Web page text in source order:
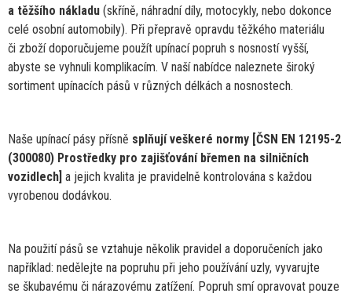
a těžšího nákladu (skříně, náhradní díly, motocykly, nebo dokonce
celé osobní automobily). Při přepravě opravdu těžkého materiálu
či zboží doporučujeme použít upínací popruh s nosností vyšší,
abyste se vyhnuli komplikacím. V naší nabídce naleznete široký
sortiment upínacích pásů v různých délkách a nosnostech.
Naše upínací pásy přísně splňují veškeré normy [ČSN EN 12195-2
(300080) Prostředky pro zajišťování břemen na silničních
vozidlech] a jejich kvalita je pravidelně kontrolována s každou
vyrobenou dodávkou.
Na použití pásů se vztahuje několik pravidel a doporučeních jako
například: nedělejte na popruhu při jeho používání uzly, vyvarujte
se škubavému či nárazovému zatížení. Popruh smí opravovat pouze